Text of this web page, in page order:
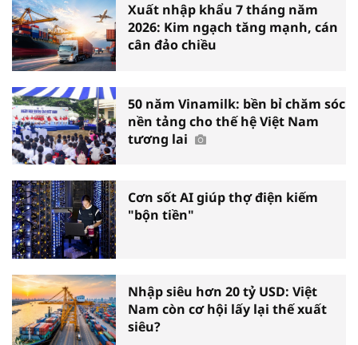
Xuất nhập khẩu 7 tháng năm
2026: Kim ngạch tăng mạnh, cán
cân đảo chiều
50 năm Vinamilk: bền bỉ chăm sóc
nền tảng cho thế hệ Việt Nam
tương lai
Cơn sốt AI giúp thợ điện kiếm
"bộn tiền"
Nhập siêu hơn 20 tỷ USD: Việt
Nam còn cơ hội lấy lại thế xuất
siêu?